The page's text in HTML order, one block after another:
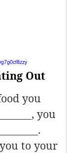
Out
you
you
you to your